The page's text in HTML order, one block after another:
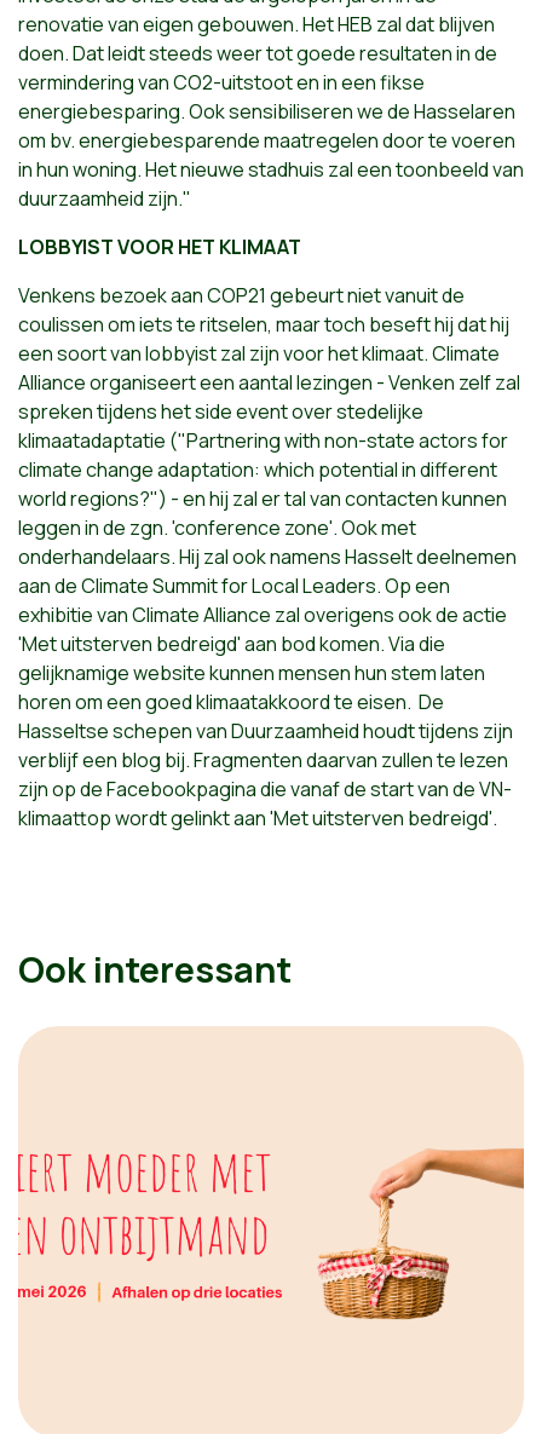
renovatie van eigen gebouwen. Het HEB zal dat blijven
doen. Dat leidt steeds weer tot goede resultaten in de
vermindering van CO2-uitstoot en in een fikse
energiebesparing. Ook sensibiliseren we de Hasselaren
om bv. energiebesparende maatregelen door te voeren
in hun woning. Het nieuwe stadhuis zal een toonbeeld van
duurzaamheid zijn."
LOBBYIST VOOR HET KLIMAAT
Venkens bezoek aan COP21 gebeurt niet vanuit de
coulissen om iets te ritselen, maar toch beseft hij dat hij
een soort van lobbyist zal zijn voor het klimaat. Climate
Alliance organiseert een aantal lezingen - Venken zelf zal
spreken tijdens het side event over stedelijke
klimaatadaptatie ("Partnering with non-state actors for
climate change adaptation: which potential in different
world regions?") - en hij zal er tal van contacten kunnen
leggen in de zgn. 'conference zone'. Ook met
onderhandelaars. Hij zal ook namens Hasselt deelnemen
aan de Climate Summit for Local Leaders. Op een
exhibitie van Climate Alliance zal overigens ook de actie
'Met uitsterven bedreigd' aan bod komen. Via die
gelijknamige website kunnen mensen hun stem laten
horen om een goed klimaatakkoord te eisen. De
Hasseltse schepen van Duurzaamheid houdt tijdens zijn
verblijf een blog bij. Fragmenten daarvan zullen te lezen
zijn op de Facebookpagina die vanaf de start van de VN-
klimaattop wordt gelinkt aan 'Met uitsterven bedreigd'.
Ook interessant